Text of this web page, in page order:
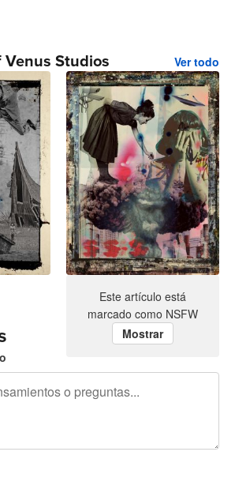
Venus Studios Ver todo
Este artículo está
marcado como NSFW
Mostrar